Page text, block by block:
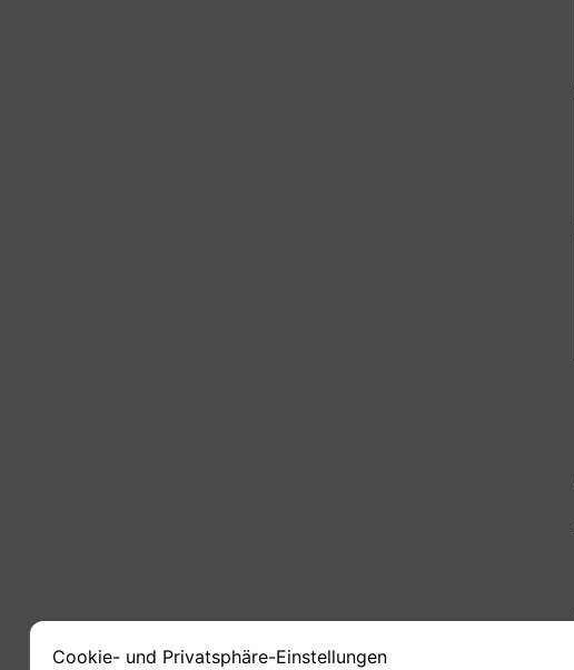
Cookie- und Privatsphäre-Einstellungen